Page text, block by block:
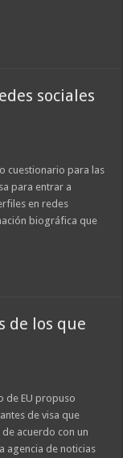
sociales
cuestionario para las
para entrar a
en redes
biográfica que
de los que
de EU propuso
de visa que
acuerdo con un
agencia de noticias